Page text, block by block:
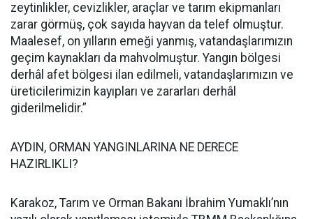
zeytinlikler, cevizlikler, araçlar ve tarım ekipmanları
zarar görmüş, çok sayıda hayvan da telef olmuştur.
Maalesef, on yılların emeği yanmış, vatandaşlarımızın
geçim kaynakları da mahvolmuştur. Yangın bölgesi
derhâl afet bölgesi ilan edilmeli, vatandaşlarımızın ve
üreticilerimizin kayıpları ve zararları derhâl
giderilmelidir.”
AYDIN, ORMAN YANGINLARINA NE DERECE
HAZIRLIKLI?
Karakoz, Tarım ve Orman Bakanı İbrahim Yumaklı’nın